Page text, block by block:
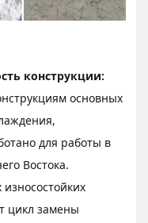
конструкции:
основных
для работы в
Востока.
цикл замены